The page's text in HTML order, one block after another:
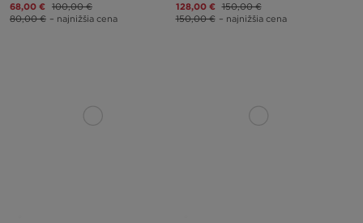
68,00 € 100,00 €
80,00 € – najnižšia cena
128,00 € 150,00 €
150,00 € – najnižšia cena